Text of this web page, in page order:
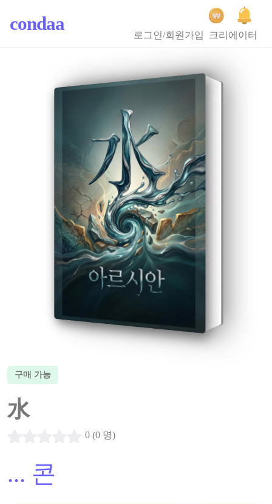
condaa
로그인/회원가입 크리에이터
구매 가능
水
0 (0 명)
... 콘